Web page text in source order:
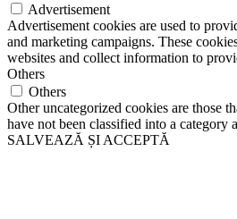
Advertisement
Advertisement cookies are used to
and marketing campaigns. These
websites and collect information to
Others
Others
Other uncategorized cookies are those
have not been classified into a category
SALVEAZĂ ȘI ACCEPTĂ